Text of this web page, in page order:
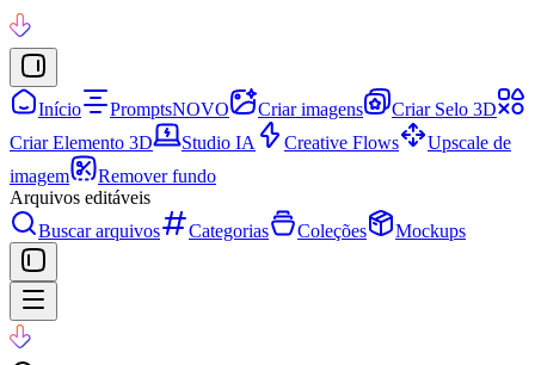
Início PromptsNOVO Criar imagens
Criar Selo 3D
Criar Elemento 3D
Studio IA Creative Flows
Upscale de
imagem
Remover fundo
Arquivos editáveis
Buscar arquivos
Categorias Coleções Mockups